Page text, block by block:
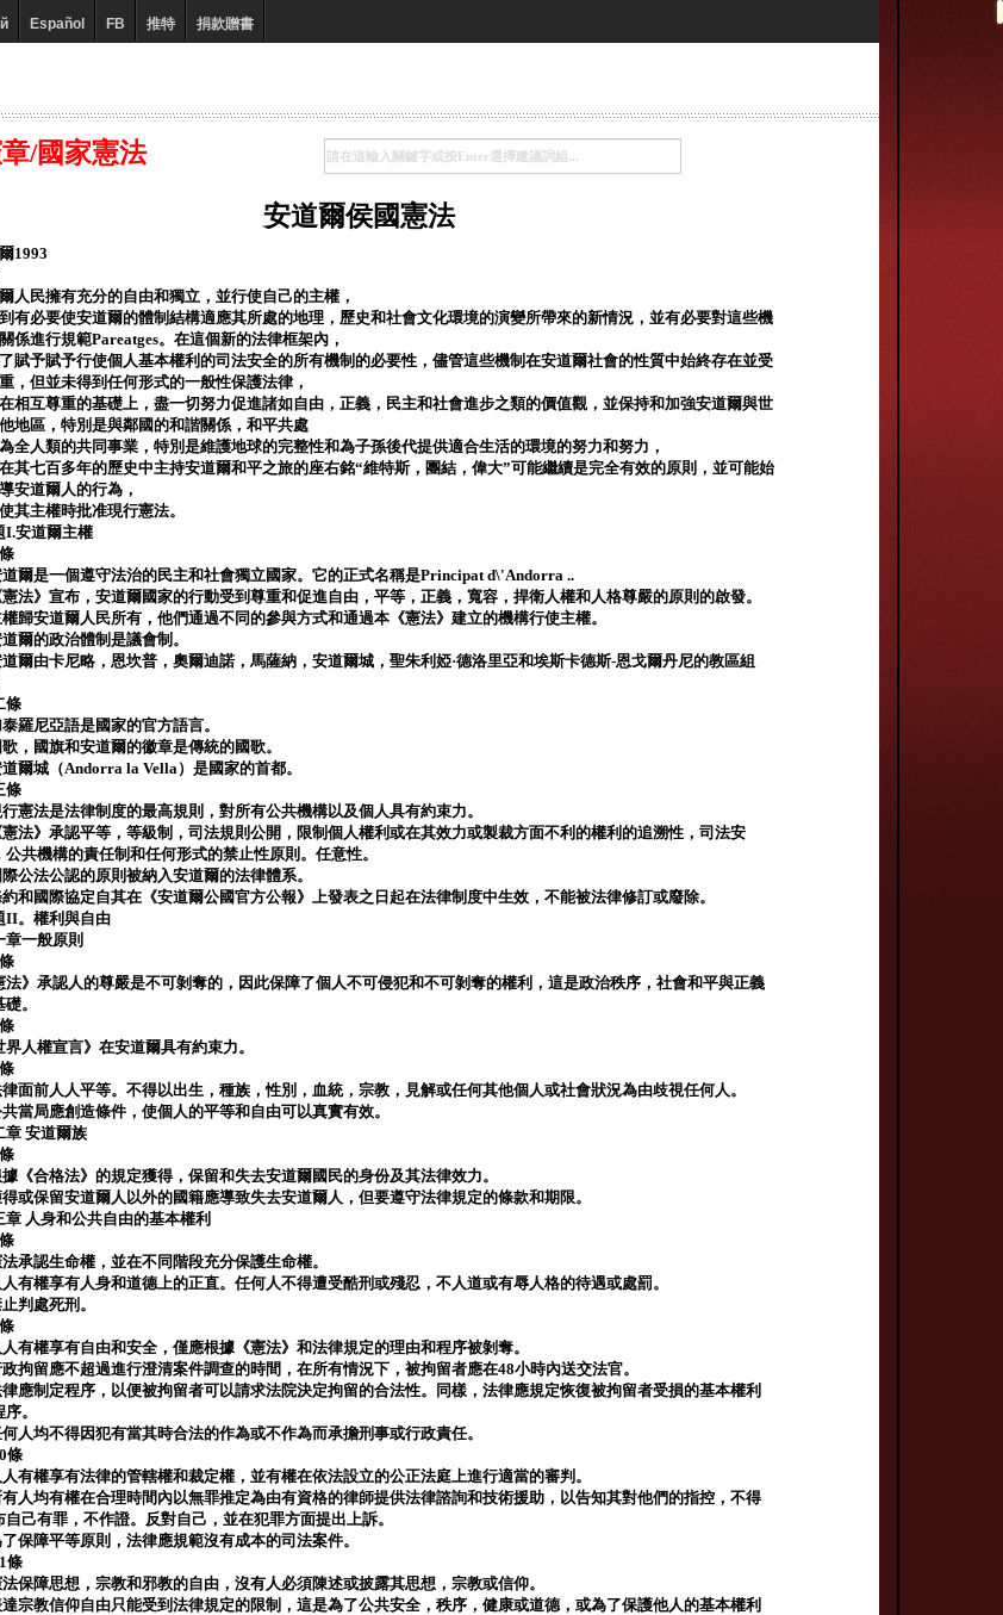
Español FB 推特 捐款贈書
/國家憲法
安道爾侯國憲法
1993
人民擁有充分的自由和獨立，並行使自己的主權，
有必要使安道爾的體制結構適應其所處的地理，歷史和社會文化環境的演變所帶來的新情況，並有必要對這些機
係進行規範Pareatges。在這個新的法律框架內，
賦予賦予行使個人基本權利的司法安全的所有機制的必要性，儘管這些機制在安道爾社會的性質中始終存在並受
，但並未得到任何形式的一般性保護法律，
相互尊重的基礎上，盡一切努力促進諸如自由，正義，民主和社會進步之類的價值觀，並保持和加強安道爾與世
地區，特別是與鄰國的和諧關係，和平共處
全人類的共同事業，特別是維護地球的完整性和為子孫後代提供適合生活的環境的努力和努力，
其七百多年的歷史中主持安道爾和平之旅的座右銘“維特斯，團結，偉大”可能繼續是完全有效的原則，並可能始
安道爾人的行為，
其主權時批准現行憲法。
I.安道爾主權
道爾是一個遵守法治的民主和社會獨立國家。它的正式名稱是Principat d\'Andorra ..
憲法》宣布，安道爾國家的行動受到尊重和促進自由，平等，正義，寬容，捍衛人權和人格尊嚴的原則的啟發。
權歸安道爾人民所有，他們通過不同的參與方式和通過本《憲法》建立的機構行使主權。
爾的政治體制是議會制。
道爾由卡尼略，恩坎普，奧爾迪諾，馬薩納，安道爾城，聖朱利婭·德洛里亞和埃斯卡德斯-恩戈爾丹尼的教區組
條
泰羅尼亞語是國家的官方語言。
，國旗和安道爾的徽章是傳統的國歌。
道爾城（Andorra la Vella）是國家的首都。
條
行憲法是法律制度的最高規則，對所有公共機構以及個人具有約束力。
憲法》承認平等，等級制，司法規則公開，限制個人權利或在其效力或製裁方面不利的權利的追溯性，司法安
公共機構的責任制和任何形式的禁止性原則。任意性。
公法公認的原則被納入安道爾的法律體系。
約和國際協定自其在《安道爾公國官方公報》上發表之日起在法律制度中生效，不能被法律修訂或廢除。
II。權利與自由
章一般原則
法》承認人的尊嚴是不可剝奪的，因此保障了個人不可侵犯和不可剝奪的權利，這是政治秩序，社會和平與正義
。
界人權宣言》在安道爾具有約束力。
律面前人人平等。不得以出生，種族，性別，血統，宗教，見解或任何其他個人或社會狀況為由歧視任何人。
共當局應創造條件，使個人的平等和自由可以真實有效。
章 安道爾族
據《合格法》的規定獲得，保留和失去安道爾國民的身份及其法律效力。
得或保留安道爾人以外的國籍應導致失去安道爾人，但要遵守法律規定的條款和期限。
章 人身和公共自由的基本權利
法承認生命權，並在不同階段充分保護生命權。
人有權享有人身和道德上的正直。任何人不得遭受酷刑或殘忍，不人道或有辱人格的待遇或處罰。
判處死刑。
人有權享有自由和安全，僅應根據《憲法》和法律規定的理由和程序被剝奪。
政拘留應不超過進行澄清案件調查的時間，在所有情況下，被拘留者應在48小時內送交法官。
律應制定程序，以便被拘留者可以請求法院決定拘留的合法性。同樣，法律應規定恢復被拘留者受損的基本權利
。
何人均不得因犯有當其時合法的作為或不作為而承擔刑事或行政責任。
條
人有權享有法律的管轄權和裁定權，並有權在依法設立的公正法庭上進行適當的審判。
有人均有權在合理時間內以無罪推定為由有資格的律師提供法律諮詢和技術援助，以告知其對他們的指控，不得
自己有罪，不作證。反對自己，並在犯罪方面提出上訴。
保障平等原則，法律應規範沒有成本的司法案件。
條
法保障思想，宗教和邪教的自由，沒有人必須陳述或披露其思想，宗教或信仰。
達宗教信仰自由只能受到法律規定的限制，這是為了公共安全，秩序，健康或道德，或為了保護他人的基本權利